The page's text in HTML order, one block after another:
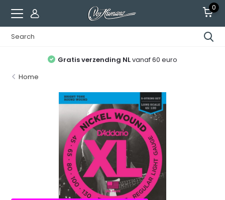
0
Gratis verzending NLvanaf 60 euro
Home